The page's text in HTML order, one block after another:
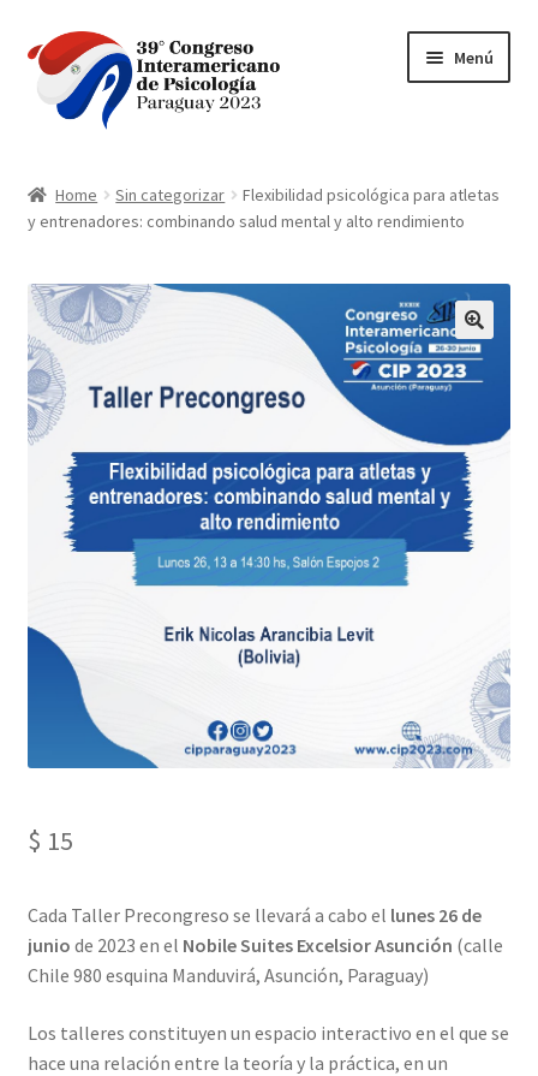
Ir
la
navegación
Ir
al
contenido
Menú
BANCARD VPOS 2.0
bancard-payment
Carrito
Contacto
Finalizar compra
Mi cuenta
Sample Page
Home Sin categorizar
Flexibilidad psicológica para atletas
y entrenadores: combinando salud mental y alto rendimiento
$ 15
​Cada Taller Precongreso se llevará a cabo el lunes 26 de
junio de 2023 en el Nobile Suites Excelsior Asunción (calle
Chile 980 esquina Manduvirá, Asunción, Paraguay)
Los talleres constituyen un espacio interactivo en el que se
hace una relación entre la teoría y la práctica, en un